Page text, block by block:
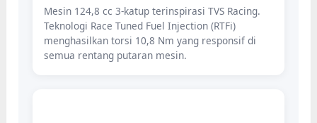
Mesin 124,8 cc 3-katup terinspirasi TVS Racing.
Teknologi Race Tuned Fuel Injection (RTFi)
menghasilkan torsi 10,8 Nm yang responsif di
semua rentang putaran mesin.